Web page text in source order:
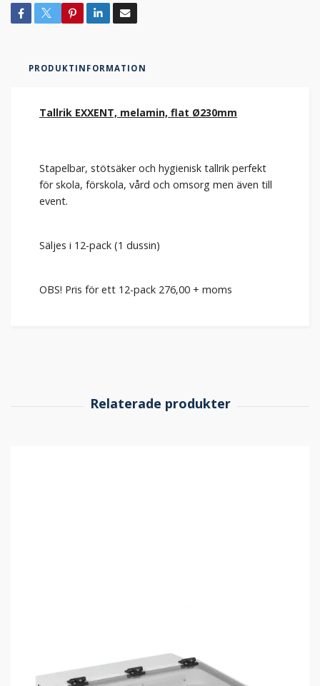
PRODUKTINFORMATION
Tallrik EXXENT, melamin, flat Ø230mm
Stapelbar, stötsäker och hygienisk tallrik perfekt
för skola, förskola, vård och omsorg men även till
event.
Säljes i 12-pack (1 dussin)
OBS! Pris för ett 12-pack 276,00 + moms